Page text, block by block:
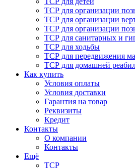
ТСР для организации
ТСР для организации
ТСР для организации
ТСР для санитарных и
ТСР для ходьбы
ТСР для передвижения
ТСР для домашней
Как купить
Условия оплаты
Условия доставки
Гарантия на товар
Реквизиты
Кредит
Контакты
О компании
Контакты
Ещё
ТСР